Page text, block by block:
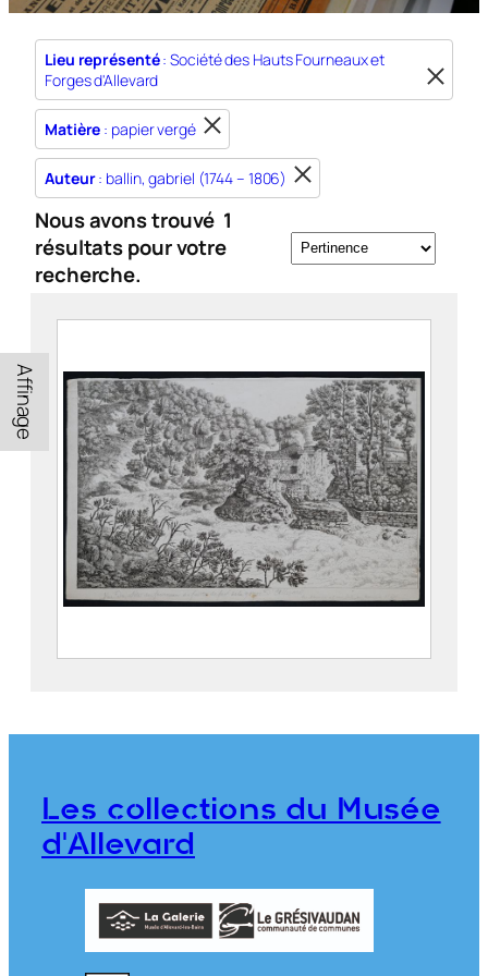
Lieu représenté: Société des Hauts Fourneaux et
Forges d'Allevard
Matière : papier vergé
Auteur: ballin, gabriel (1744 – 1806)
Nous avons trouvé 1
résultats pour votre
recherche.
Affinage
Vue du site du fourneau de fonte de fer
BALLIN, Gabriel (1744 – 1806)
DENIS (1749 – 18..)
976.1.43
Les collections du Musée
d'Allevard